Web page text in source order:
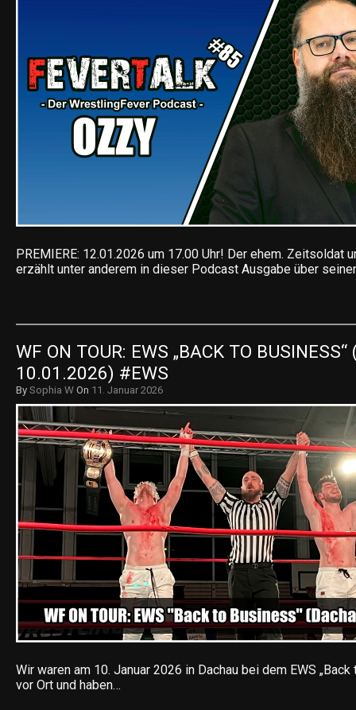
PREMIERE: 12.01.2026 um 17.00 Uhr! Der ehem. Zeitsoldat
erzählt unter anderem in dieser Podcast Ausgabe über
WF ON TOUR: EWS „BACK TO BUSINESS“
10.01.2026) #EWS
By Sophia W On 11. Januar 2026
Wir waren am 10. Januar 2026 in Dachau bei dem EWS
vor Ort und haben…